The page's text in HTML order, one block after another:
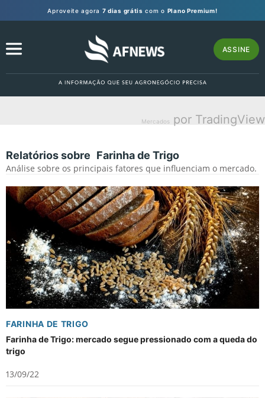
Aproveite agora 7 dias grátis com o Plano Premium!
ASSINE
Mercados por TradingView
Relatórios sobre Farinha de Trigo
Análise sobre os principais fatores que influenciam o mercado.
FARINHA DE TRIGO
Farinha de Trigo: mercado segue pressionado com a queda do
trigo
13/09/22